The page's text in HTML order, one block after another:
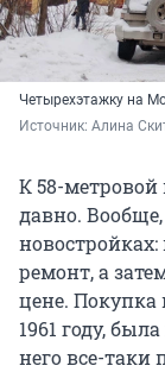
Четырехэтажку на
Источник: Алина
К 58-
давно.
ремонт, а
цене. Покупка
1961 году,
него все-таки